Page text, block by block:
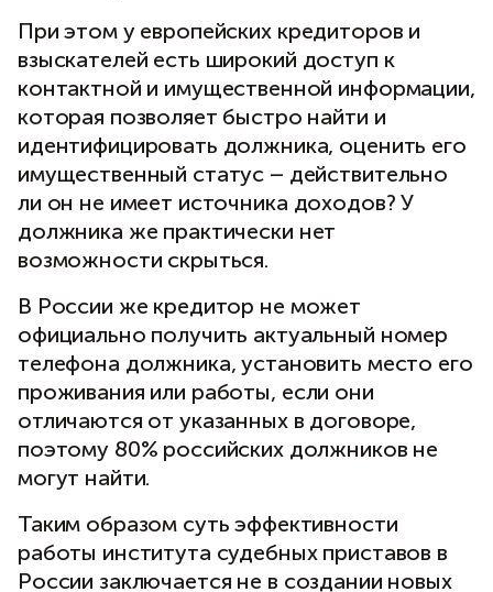
При этом у европейских кредиторов и
взыскателей есть широкий доступ к
контактной и имущественной информации,
которая позволяет быстро найти и
идентифицировать должника, оценить его
имущественный статус – действительно
ли он не имеет источника доходов? У
должника же практически нет
возможности скрыться.
В России же кредитор не может
официально получить актуальный номер
телефона должника, установить место его
проживания или работы, если они
отличаются от указанных в договоре,
поэтому 80% российских должников не
могут найти.
Таким образом суть эффективности
работы института судебных приставов в
России заключается не в создании новых